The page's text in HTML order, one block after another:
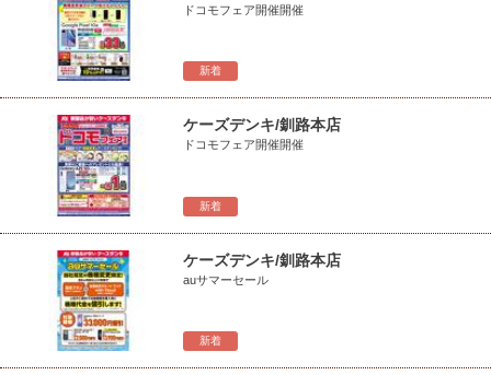
新着
ドコモフェア開催開催
新着
ケーズデンキ/釧路本店
ドコモフェア開催開催
新着
ケーズデンキ/釧路本店
auサマーセール